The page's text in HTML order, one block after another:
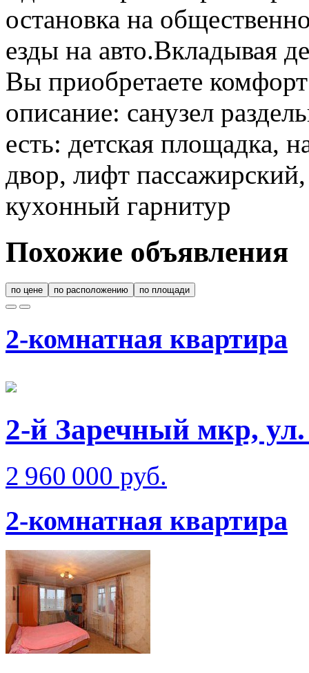
остановка на
езды на авто.Вкладывая
Вы приобретаете
описание: санузел
есть: детская площадка,
двор, лифт
кухонный гарнитур
Похожие объявления
по цене по расположению по площади
2-комнатная квартира
2-й Заречный мкр,
2 960 000 руб.
2-комнатная квартира